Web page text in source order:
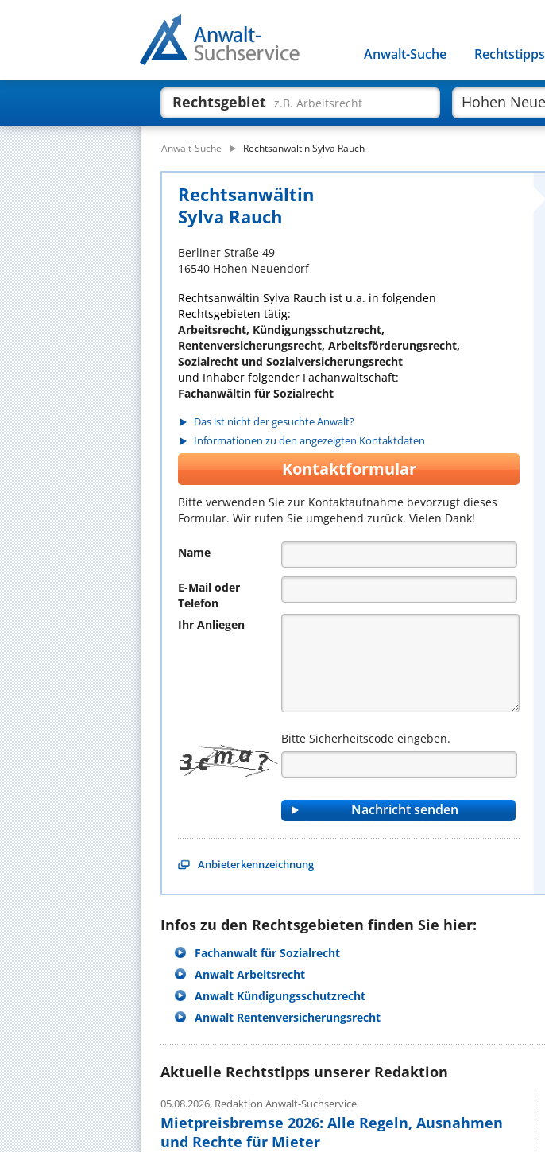
Anwalt-Suche Rechtstipps
Rechtsgebiet z.B. Arbeitsrecht
Anwalt-Suche Rechtsanwältin Sylva Rauch
Rechtsanwältin
Sylva Rauch
Berliner Straße 49
16540 Hohen Neuendorf
Rechtsanwältin Sylva Rauch ist u.a. in folgenden
Rechtsgebieten tätig:
Arbeitsrecht, Kündigungsschutzrecht,
Rentenversicherungsrecht, Arbeitsförderungsrecht,
Sozialrecht und Sozialversicherungsrecht
und Inhaber folgender Fachanwaltschaft:
Fachanwältin für Sozialrecht
Das ist nicht der gesuchte Anwalt?
Informationen zu den angezeigten Kontaktdaten
Kontaktformular
Bitte verwenden Sie zur Kontaktaufnahme bevorzugt dieses
Formular. Wir rufen Sie umgehend zurück. Vielen Dank!
Name
E-Mail oder
Telefon
Ihr Anliegen
Bitte Sicherheitscode eingeben.
Anbieterkennzeichnung
Infos zu den Rechtsgebieten finden Sie hier:
Fachanwalt für Sozialrecht
Anwalt Arbeitsrecht
Anwalt Kündigungsschutzrecht
Anwalt Rentenversicherungsrecht
Aktuelle Rechtstipps unserer Redaktion
05.08.2026, Redaktion Anwalt-Suchservice
Mietpreisbremse 2026: Alle Regeln, Ausnahmen
und Rechte für Mieter